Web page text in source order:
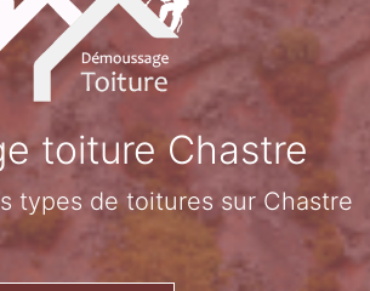
toiture Chastre
types de toitures sur Chastre